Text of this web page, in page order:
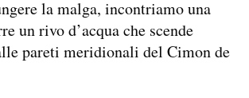
la malga, incontriamo una
un rivo d’acqua che scende
pareti meridionali del Cimon de